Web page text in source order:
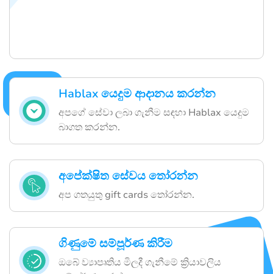
Hablax යෙදුම ආදානය කරන්න
අපගේ සේවා ලබා ගැනීම සඳහා Hablax යෙදුම
බාගත කරන්න.
අපේක්ෂිත සේවය තෝරන්න
අප ගතයුතු gift cards තෝරන්න.
ගිණුමේ සම්පූර්ණ කිරීම
ඔබේ ව්‍යාපෘතිය මිලදී ගැනීමේ ක්‍රියාවලිය